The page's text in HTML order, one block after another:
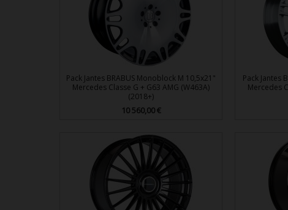
Pack Jantes BRABUS Monoblock M 10,5x21"
Mercedes Classe G + G63 AMG (W463A)
(2018+)
Prix
10 560,00 €
Pack Jantes
Mercedes